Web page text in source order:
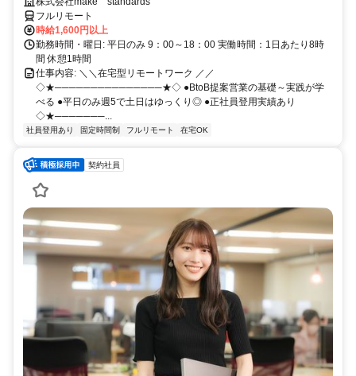
フルリモート
時給1,600円以上
勤務時間・曜日: 平日のみ 9：00～18：00 実働時間：1日あたり8時
間 休憩1時間
仕事内容: ＼＼在宅型リモートワーク ／／
◇★───────────────★◇ ●BtoB提案営業の基礎～実践が学
べる ●平日のみ週5で土日はゆっくり◎ ●正社員登用実績あり
◇★───────...
社員登用あり 固定時間制 フルリモート 在宅OK
契約社員